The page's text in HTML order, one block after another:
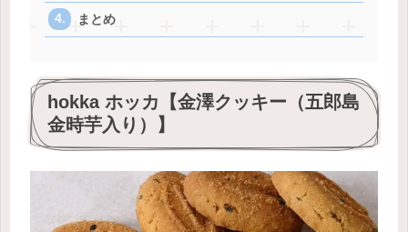
まとめ
hokka ホッカ【金澤クッキー（五郎島
金時芋入り）】